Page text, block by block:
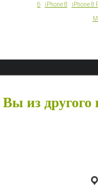
6
iPhone 8 iPhone 8
Вы из другого